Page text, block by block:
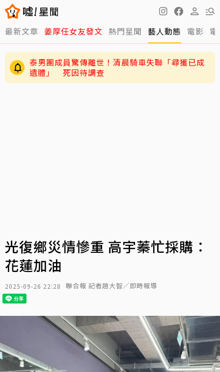
最新文章 姜厚任女友發文 熱門星聞 藝人動態 電影
泰男團成員驚傳離世！清晨騎車失聯「尋獲已成
遺體」 死因待調查
光復鄉災情慘重 高宇蓁忙採購：
花蓮加油
2025-09-26 22:28 聯合報 記者趙大智／即時報導